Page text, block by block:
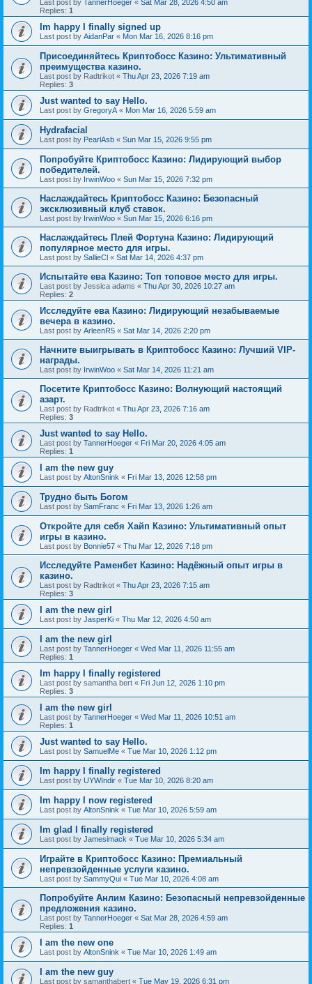
Last post by TannerHoeger « Sat Mar 28, 2026 4:50 am
Replies: 1
Im happy I finally signed up
Last post by AidanPar « Mon Mar 16, 2026 8:16 pm
Присоединяйтесь Криптобосс Казино: Ультимативный
преимущества казино.
Last post by Radtrikot « Thu Apr 23, 2026 7:19 am
Replies: 3
Just wanted to say Hello.
Last post by GregoryA « Mon Mar 16, 2026 5:59 am
Hydrafacial
Last post by PearlAsb « Sun Mar 15, 2026 9:55 pm
Попробуйте Криптобосс Казино: Лидирующий выбор
победителей.
Last post by IrwinWoo « Sun Mar 15, 2026 7:32 pm
Наслаждайтесь Криптобосс Казино: Безопасный
эксклюзивный клуб ставок.
Last post by IrwinWoo « Sun Mar 15, 2026 6:16 pm
Наслаждайтесь Плей Фортуна Казино: Лидирующий
популярное место для игры.
Last post by SallieCl « Sat Mar 14, 2026 4:37 pm
Испытайте ева Казино: Топ топовое место для игры.
Last post by Jessica adams « Thu Apr 30, 2026 10:27 am
Replies: 2
Исследуйте ева Казино: Лидирующий незабываемые
вечера в казино.
Last post by ArleenR5 « Sat Mar 14, 2026 2:20 pm
Начните выигрывать в Криптобосс Казино: Лучший VIP-
награды.
Last post by IrwinWoo « Sat Mar 14, 2026 11:21 am
Посетите Криптобосс Казино: Волнующий настоящий
азарт.
Last post by Radtrikot « Thu Apr 23, 2026 7:16 am
Replies: 3
Just wanted to say Hello.
Last post by TannerHoeger « Fri Mar 20, 2026 4:05 am
Replies: 1
I am the new guy
Last post by AltonSnink « Fri Mar 13, 2026 12:58 pm
Трудно быть Богом
Last post by SamFranc « Fri Mar 13, 2026 1:26 am
Откройте для себя Хайп Казино: Ультимативный опыт
игры в казино.
Last post by Bonnie57 « Thu Mar 12, 2026 7:18 pm
Исследуйте Раменбет Казино: Надёжный опыт игры в
казино.
Last post by Radtrikot « Thu Apr 23, 2026 7:15 am
Replies: 3
I am the new girl
Last post by JasperKi « Thu Mar 12, 2026 4:50 am
I am the new girl
Last post by TannerHoeger « Wed Mar 11, 2026 11:55 am
Replies: 1
Im happy I finally registered
Last post by samantha bert « Fri Jun 12, 2026 1:10 pm
Replies: 3
I am the new girl
Last post by TannerHoeger « Wed Mar 11, 2026 10:51 am
Replies: 1
Just wanted to say Hello.
Last post by SamuelMe « Tue Mar 10, 2026 1:12 pm
Im happy I finally registered
Last post by UYWIndir « Tue Mar 10, 2026 8:20 am
Im happy I now registered
Last post by AltonSnink « Tue Mar 10, 2026 5:59 am
Im glad I finally registered
Last post by Jamesimack « Tue Mar 10, 2026 5:34 am
Играйте в Криптобосс Казино: Премиальный
непревзойденные услуги казино.
Last post by SammyQui « Tue Mar 10, 2026 4:08 am
Попробуйте Анлим Казино: Безопасный непревзойденные
предложения казино.
Last post by TannerHoeger « Sat Mar 28, 2026 4:59 am
Replies: 1
I am the new one
Last post by AltonSnink « Tue Mar 10, 2026 1:49 am
I am the new guy
Last post by samanthabert « Tue May 19, 2026 6:31 pm